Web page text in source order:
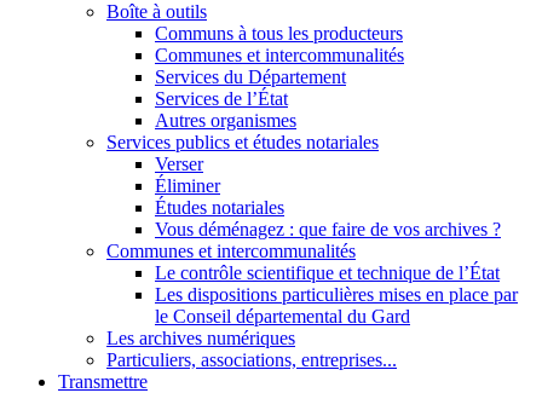
Boîte à outils
Communs à tous les producteurs
Communes et intercommunalités
Services du Département
Services de l’État
Autres organismes
Services publics et études notariales
Verser
Éliminer
Études notariales
Vous déménagez : que faire de vos archives ?
Communes et intercommunalités
Le contrôle scientifique et technique de l’État
Les dispositions particulières mises en place par
le Conseil départemental du Gard
Les archives numériques
Particuliers, associations, entreprises...
Transmettre